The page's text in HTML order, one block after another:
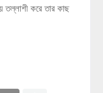
করে তার কাছ